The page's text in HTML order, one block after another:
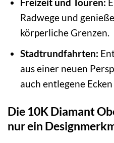
Radwege und
körperliche Grenzen.
Stadtrundfahrten:
aus einer neuen
auch entlegene
Die 10K Diamant
nur ein